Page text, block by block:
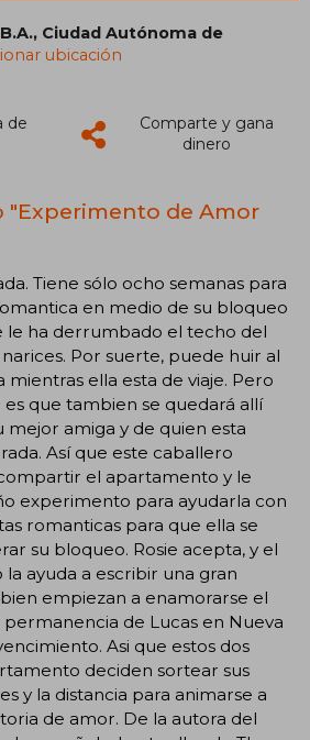
Ciudad Autónoma de
ubicación
de
Comparte y gana
dinero
"Experimento de Amor
Tiene sólo ocho semanas para
en medio de su bloqueo
le ha derrumbado el techo del
Por suerte, puede huir al
ella esta de viaje. Pero
es que tambien se quedará allí
mejor amiga y de quien esta
Así que este caballero
el apartamento y le
experimento para ayudarla con
romanticas para que ella se
su bloqueo. Rosie acepta, y el
ayuda a escribir una gran
empiezan a enamorarse el
de Lucas en Nueva
Asi que estos dos
deciden sortear sus
y la distancia para animarse a
de amor. De la autora del